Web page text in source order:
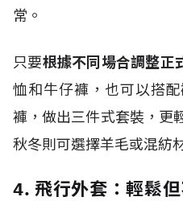
常。
只要根據不同場合調整正
恤和牛仔褲，也可以搭
褲，做出三件式套裝，更
秋冬則可選擇羊毛或混紡
4. 飛行外套：輕鬆